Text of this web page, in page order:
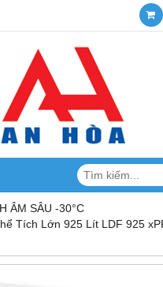
ÂM SÂU -30°C
Tích Lớn 925 Lít LDF 925